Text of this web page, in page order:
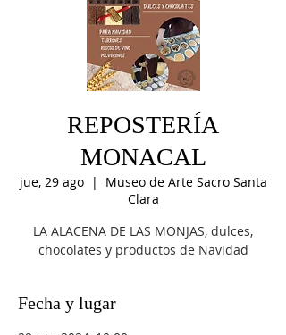
REPOSTERÍA
MONACAL
jue, 29 ago
  |
Museo de Arte Sacro Santa
Clara
LA ALACENA DE LAS MONJAS, dulces,
chocolates y productos de Navidad
Fecha y lugar